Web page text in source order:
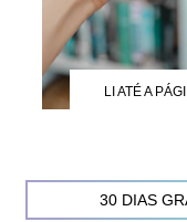
LI ATÉ A
30 DIAS